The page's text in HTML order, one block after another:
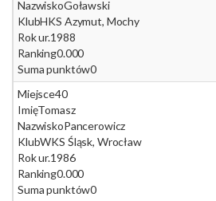
NazwiskoGoławski
KlubHKS Azymut, Mochy
Rok ur.1988
Ranking0.000
Suma punktów0
Miejsce40
ImięTomasz
NazwiskoPancerowicz
KlubWKS Śląsk, Wrocław
Rok ur.1986
Ranking0.000
Suma punktów0